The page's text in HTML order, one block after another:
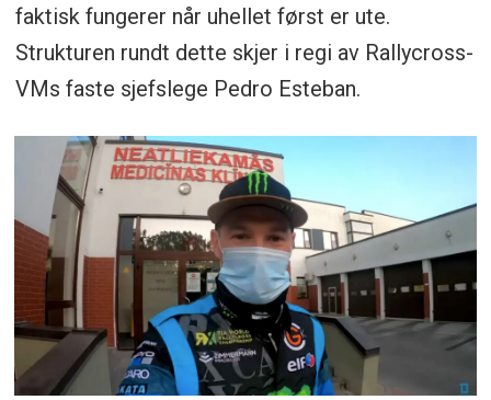
faktisk fungerer når uhellet først er ute.
Strukturen rundt dette skjer i regi av Rallycross-
VMs faste sjefslege Pedro Esteban.